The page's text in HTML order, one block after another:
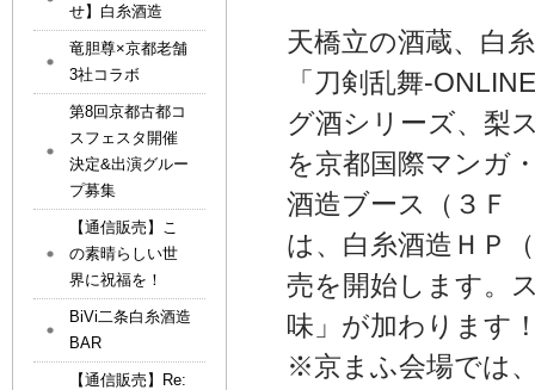
天橋立の酒蔵、白
「刀剣乱舞-
グ酒シリーズ、梨
を京都国際マンガ
酒造ブース（３Ｆ
は、白糸酒造ＨＰ（
売を開始します。
味」が加わります
※京まふ会場では
せ】白糸酒造
竜胆尊×京都老舗
3社コラボ
第8回京都古都コ
スフェスタ開催
決定&出演グルー
プ募集
【通信販売】こ
の素晴らしい世
界に祝福を！
BiVi二条白糸酒造
BAR
【通信販売】Re: